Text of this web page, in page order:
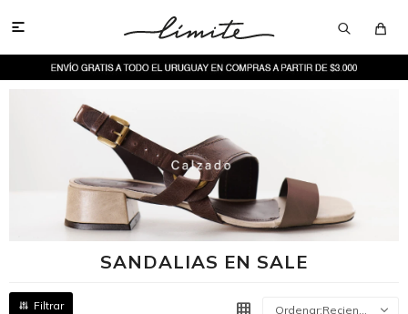

SANDALIAS EN SALE
Recientes